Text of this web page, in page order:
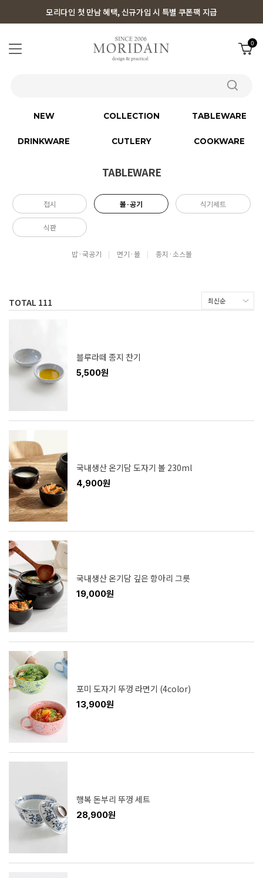
모리다인 첫 만남 혜택, 신규가입 시 특별 쿠폰팩 지급
0
NEW COLLECTION TABLEWARE
DRINKWARE CUTLERY COOKWARE
TABLEWARE
접시 볼·공기 식기세트
식판
밥·국공기 면기·볼 종지·소스볼
TOTAL 111
블루라떼 종지 찬기
5,500원
국내생산 온기담 도자기 볼 230ml
4,900원
국내생산 온기담 깊은 항아리 그릇
19,000원
포미 도자기 뚜껑 라면기 (4color)
13,900원
행복 돈부리 뚜껑 세트
28,900원